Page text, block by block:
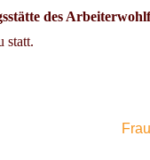
des
statt.